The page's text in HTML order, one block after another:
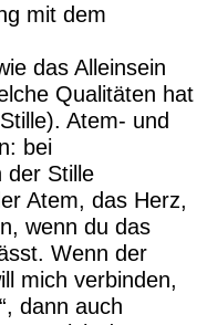
mit dem
das Alleinsein
Qualitäten hat
Atem- und
bei
der Stille
Atem, das Herz,
wenn du das
Wenn der
mich verbinden,
dann auch